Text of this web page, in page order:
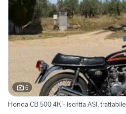
6
Honda CB 500 4K - Iscritta ASI, trattabile